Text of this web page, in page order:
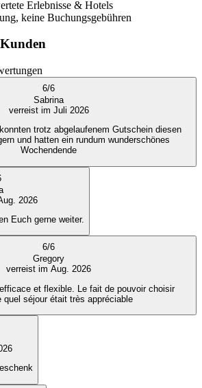
Erlebnisse & Hotels
keine Buchungsgebühren
Kunden
6/6
Sabrina
verreist im Juli 2026
trotz abgelaufenem Gutschein diesen
und hatten ein rundum wunderschönes
Wochendende
2026
Euch gerne weiter.
6/6
Gregory
verreist im Aug. 2026
et flexible. Le fait de pouvoir choisir
quel séjour était très appréciable